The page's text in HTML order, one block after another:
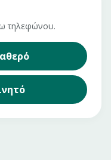
τηλεφώνου.